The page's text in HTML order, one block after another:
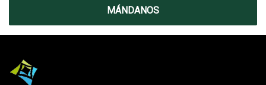
MÁNDANOS